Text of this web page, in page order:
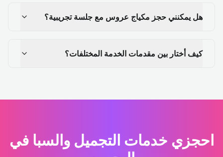
هل يمكنني حجز مكياج عروس مع جلسة تجريبية؟
كيف أختار بين مقدمات الخدمة المختلفات؟
احجزي خدمات التجميل والسبا في